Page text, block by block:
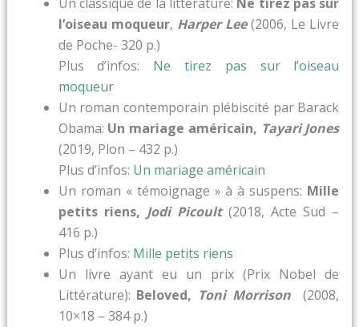
l’oiseau moqueur, Harper Lee(2006, Le Livre
de Poche- 320 p.)
Plus d’infos: Ne tirez pas sur l’oiseau
moqueur
Un roman contemporain plébiscité par Barack
Obama: Un mariage américain, Tayari Jones
(2019, Plon – 432 p.)
Plus d’infos: Un mariage américain
Un roman « témoignage » à à suspens: Mille
petits riens, Jodi Picoult (2018, Acte Sud –
416 p.)
Plus d’infos: Mille petits riens
Un livre ayant eu un prix (Prix Nobel de
Littérature): Beloved, Toni Morrison
(2008,
10×18 – 384 p.)